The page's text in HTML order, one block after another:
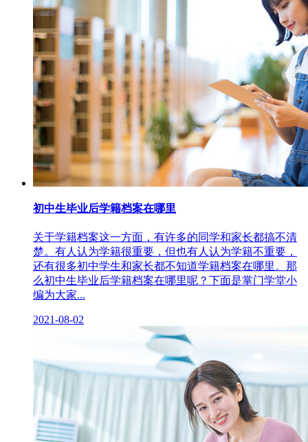
初中生毕业后学籍档案在哪里
关于学籍档案这一方面，有许多的同学和家长都搞不清
楚。有人认为学籍很重要，但也有人认为学籍不重要，
还有很多初中学生和家长都不知道学籍档案在哪里。那
么初中生毕业后学籍档案在哪里呢？下面是掌门学堂小
编为大家...
2021-08-02